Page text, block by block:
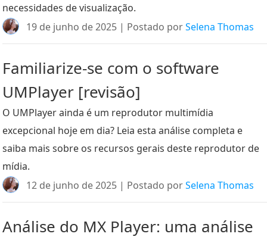
necessidades de visualização.
19 de junho de 2025 | Postado porSelena Thomas
Familiarize-se com o software
UMPlayer [revisão]
O UMPlayer ainda é um reprodutor multimídia
excepcional hoje em dia? Leia esta análise completa e
saiba mais sobre os recursos gerais deste reprodutor de
mídia.
12 de junho de 2025 | Postado porSelena Thomas
Análise do MX Player: uma análise